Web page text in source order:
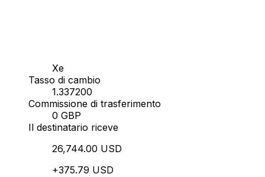
Xe
Tasso di cambio
1.337200
Commissione di trasferimento
0 GBP
Il destinatario riceve
26,744.00 USD
+375.79 USD